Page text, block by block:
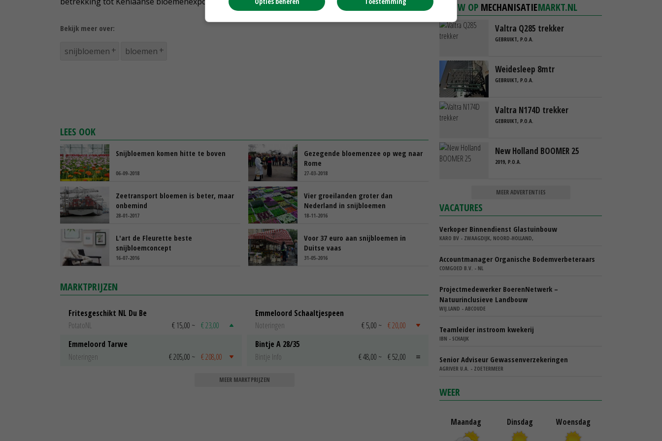
Bekijk meer over:
snijbloemen bloemen
LEES OOK
Snijbloemen komen hitte te boven
06-09-2018
Gezegende bloemenzee op weg naar
Rome
27-03-2018
Zeetransport bloemen is beter, maar
onbemind
28-01-2017
Vier groeilanden groter dan
Nederland in snijbloemen
18-11-2016
L'art de Fleurette beste
snijbloemconcept
16-07-2016
Voor 37 euro aan snijbloemen in
Duitse vaas
31-05-2016
MARKTPRIJZEN
Fritesgeschikt NL Du Be
PotatoNL
€ 15,00 ~ € 23,00
Emmeloord Tarwe
Noteringen
€ 205,00 ~ € 208,00
Emmeloord Schaaltjespeen
Noteringen
€ 5,00 ~ € 20,00
Bintje A 28/35
Bintje Info
€ 48,00 ~ € 52,00
MEER MARKTPRIJZEN
NIEUW OP MECHANISATIEMARKT.NL
Valtra Q285 trekker
GEBRUIKT, P.O.A.
Weidesleep 8mtr
GEBRUIKT, P.O.A.
Valtra N174D trekker
GEBRUIKT, P.O.A.
New Holland BOOMER 25
2019, P.O.A.
MEER ADVERTENTIES
VACATURES
Verkoper Binnendienst Glastuinbouw
KARO BV - ZWAAGDIJK, NOORD-HOLLAND,
Accountmanager Organische Bodemverbeteraars
COMGOED B.V. - NL
Projectmedewerker BoerenNetwerk –
Natuurinclusieve Landbouw
WIJ.LAND - ABCOUDE
Teamleider instroom kwekerij
IBN - SCHAIJK
Senior Adviseur Gewassenverzekeringen
AGRIVER U.A. - ZOETERMEER
WEER
Maandag Dinsdag Woensdag